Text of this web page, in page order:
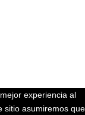
experiencia al
sitio asumiremos que